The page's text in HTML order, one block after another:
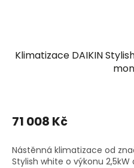
Klimatizace DAIKIN
71 008 Kč
Nástěnná klimatizace od
Stylish white o výkonu